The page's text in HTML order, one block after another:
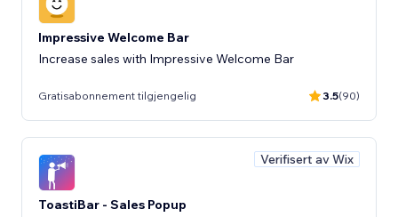
Impressive Welcome Bar
Increase sales with Impressive Welcome Bar
Gratisabonnement tilgjengelig 3.5(90)
Verifisert av Wix
ToastiBar - Sales Popup